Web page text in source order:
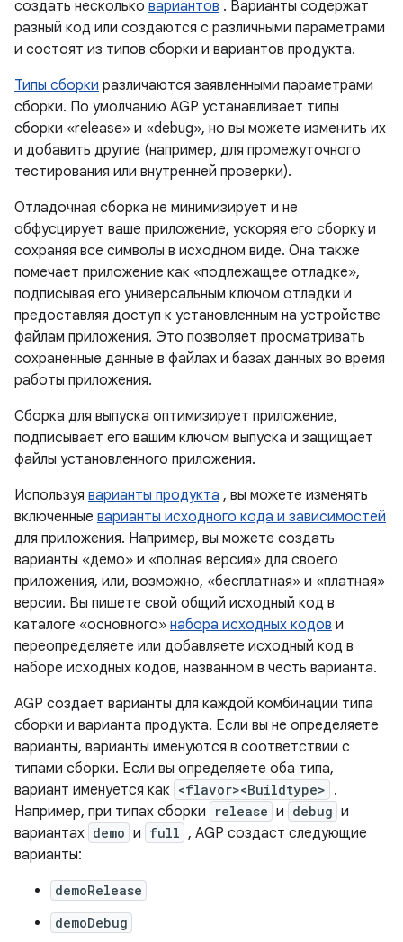
создать несколько вариантов . Варианты содержат
разный код или создаются с различными параметрами
и состоят из типов сборки и вариантов продукта.
Типы сборки различаются заявленными параметрами
сборки. По умолчанию AGP устанавливает типы
сборки «release» и «debug», но вы можете изменить их
и добавить другие (например, для промежуточного
тестирования или внутренней проверки).
Отладочная сборка не минимизирует и не
обфусцирует ваше приложение, ускоряя его сборку и
сохраняя все символы в исходном виде. Она также
помечает приложение как «подлежащее отладке»,
подписывая его универсальным ключом отладки и
предоставляя доступ к установленным на устройстве
файлам приложения. Это позволяет просматривать
сохраненные данные в файлах и базах данных во время
работы приложения.
Сборка для выпуска оптимизирует приложение,
подписывает его вашим ключом выпуска и защищает
файлы установленного приложения.
Используя варианты продукта , вы можете изменять
включенные варианты исходного кода и зависимостей
для приложения. Например, вы можете создать
варианты «демо» и «полная версия» для своего
приложения, или, возможно, «бесплатная» и «платная»
версии. Вы пишете свой общий исходный код в
каталоге «основного» набора исходных кодов и
переопределяете или добавляете исходный код в
наборе исходных кодов, названном в честь варианта.
AGP создает варианты для каждой комбинации типа
сборки и варианта продукта. Если вы не определяете
варианты, варианты именуются в соответствии с
типами сборки. Если вы определяете оба типа,
вариант именуется как <flavor><Buildtype> .
Например, при типах сборки
release и debug и
вариантах demo и full , AGP создаст следующие
варианты:
demoRelease
demoDebug